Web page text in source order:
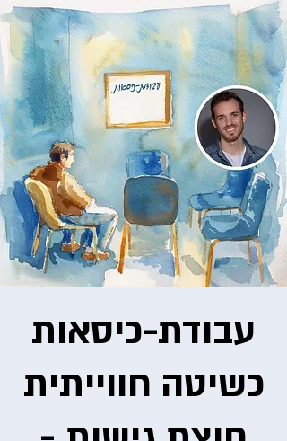
עבודת-כיסאות
כשיטה חווייתית